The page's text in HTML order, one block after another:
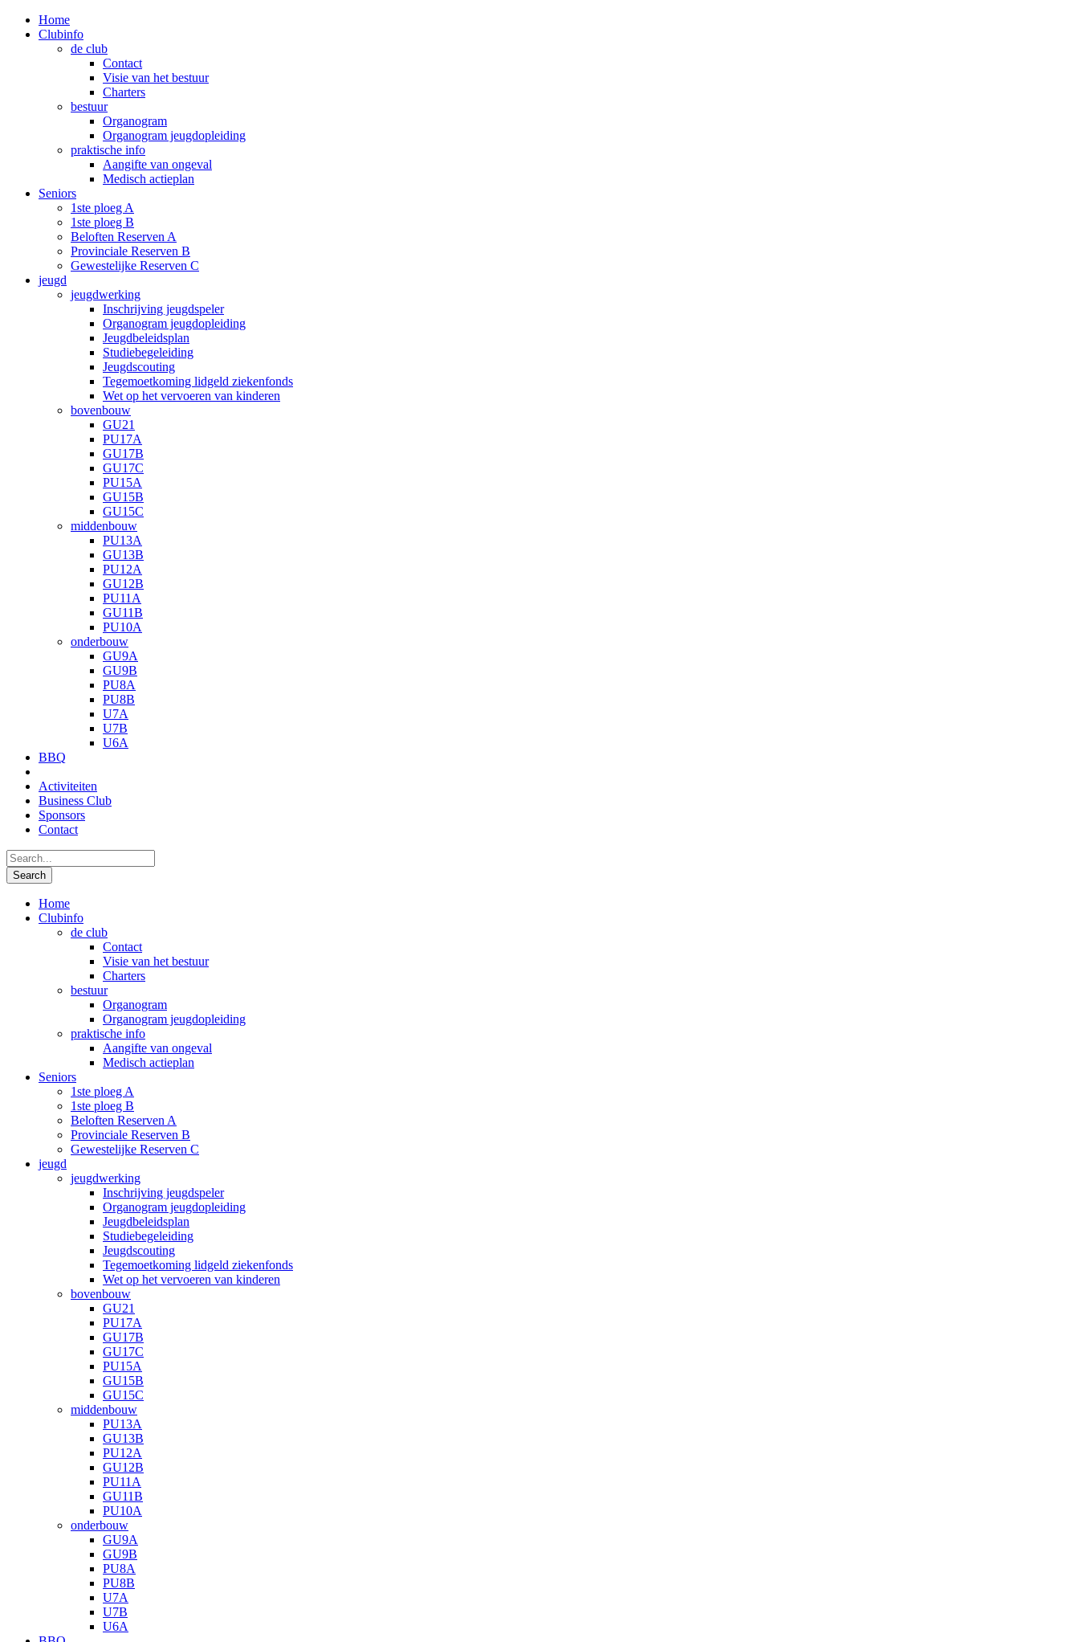
Home
Clubinfo
de club
Contact
Visie van het bestuur
Charters
bestuur
Organogram
Organogram jeugdopleiding
praktische info
Aangifte van ongeval
Medisch actieplan
Seniors
1ste ploeg A
1ste ploeg B
Beloften Reserven A
Provinciale Reserven B
Gewestelijke Reserven C
jeugd
jeugdwerking
Inschrijving jeugdspeler
Organogram jeugdopleiding
Jeugdbeleidsplan
Studiebegeleiding
Jeugdscouting
Tegemoetkoming lidgeld ziekenfonds
Wet op het vervoeren van kinderen
bovenbouw
GU21
PU17A
GU17B
GU17C
PU15A
GU15B
GU15C
middenbouw
PU13A
GU13B
PU12A
GU12B
PU11A
GU11B
PU10A
onderbouw
GU9A
GU9B
PU8A
PU8B
U7A
U7B
U6A
BBQ
Activiteiten
Business Club
Sponsors
Contact
Home
Clubinfo
de club
Contact
Visie van het bestuur
Charters
bestuur
Organogram
Organogram jeugdopleiding
praktische info
Aangifte van ongeval
Medisch actieplan
Seniors
1ste ploeg A
1ste ploeg B
Beloften Reserven A
Provinciale Reserven B
Gewestelijke Reserven C
jeugd
jeugdwerking
Inschrijving jeugdspeler
Organogram jeugdopleiding
Jeugdbeleidsplan
Studiebegeleiding
Jeugdscouting
Tegemoetkoming lidgeld ziekenfonds
Wet op het vervoeren van kinderen
bovenbouw
GU21
PU17A
GU17B
GU17C
PU15A
GU15B
GU15C
middenbouw
PU13A
GU13B
PU12A
GU12B
PU11A
GU11B
PU10A
onderbouw
GU9A
GU9B
PU8A
PU8B
U7A
U7B
U6A